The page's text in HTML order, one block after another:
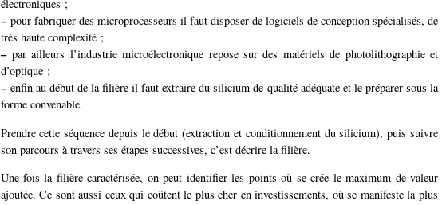
électroniques ;
–pour fabriquer des microprocesseurs il faut disposer de logiciels de conception spécialisés, de
très haute complexité ;
–par ailleurs l’industrie microélectronique repose sur des matériels de photolithographie et
d’optique ;
–enfin au début de la filière il faut extraire du silicium de qualité adéquate et le préparer sous la
forme convenable.
Prendre cette séquence depuis le début (extraction et conditionnement du silicium), puis suivre
son parcours à travers ses étapes successives, c’est décrire la filière.
Une fois la filière caractérisée, on peut identifier les points où se crée le maximum de valeur
ajoutée. Ce sont aussi ceux qui coûtent le plus cher en investissements, où se manifeste la plus